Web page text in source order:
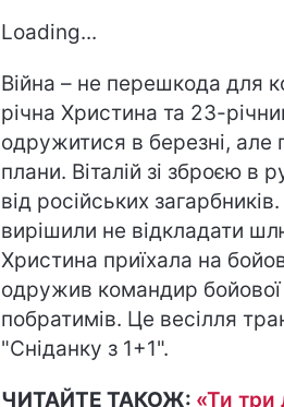
Loading...
Війна – не перешкода для
річна Христина та 23-
одружитися в березні, але
плани. Віталій зі зброєю в
від російських
вирішили не відкладати
Христина приїхала на
одружив командир бойової
побратимів. Це весілля
"Сніданку з 1+1".
ЧИТАЙТЕ ТАКОЖ: «Ти три